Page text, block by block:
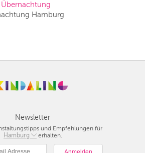
Hamburg
Newsletter
und Empfehlungen für
Hamburg
Berlin
erhalten.